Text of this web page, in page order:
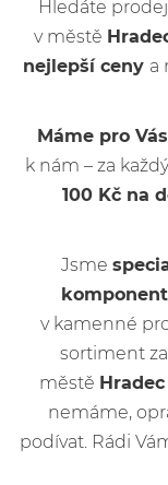
Hledáte
v městě
nejlepší ceny a
Máme pro
k nám – za
100 Kč na
Jsme
v kamenné
sortiment
městě
nemáme,
podívat. Rádi